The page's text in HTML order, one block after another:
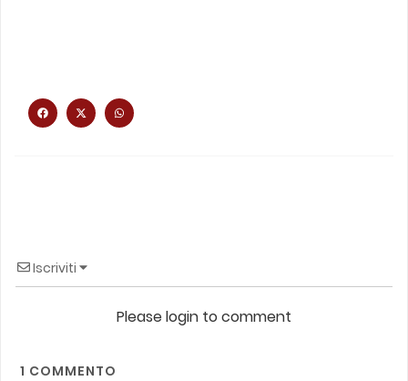
Iscriviti
Please login to comment
1 COMMENTO